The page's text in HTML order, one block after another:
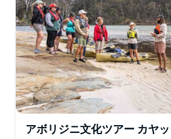
アボリジニ文化ツアー カヤッ